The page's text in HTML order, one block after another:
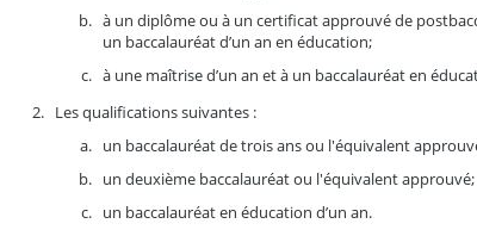
à un diplôme ou à un certificat approuvé de
un baccalauréat d’un an en éducation;
à une maîtrise d’un an et à un baccalauréat en
Les qualifications suivantes :
un baccalauréat de trois ans ou l'équivalent
un deuxième baccalauréat ou l'équivalent approuvé;
un baccalauréat en éducation d’un an.